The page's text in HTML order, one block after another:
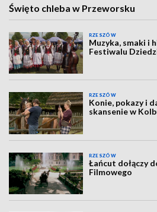
Święto chleba w Przeworsku
RZESZÓW
Muzyka, smaki i
Festiwalu
RZESZÓW
Konie, pokazy i
skansenie w
RZESZÓW
Łańcut dołączy
Filmowego